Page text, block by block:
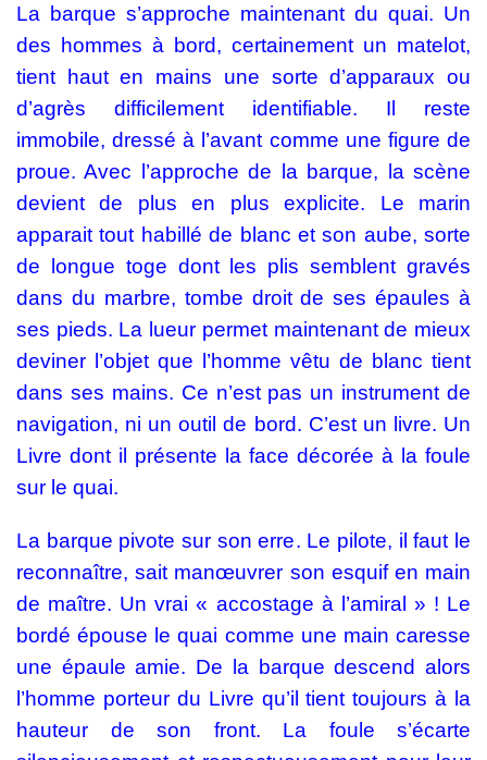
La barque s’approche maintenant du quai. Un
des hommes à bord, certainement un matelot,
tient haut en mains une sorte d’apparaux ou
d’agrès difficilement identifiable. Il reste
immobile, dressé à l’avant comme une figure de
proue. Avec l’approche de la barque, la scène
devient de plus en plus explicite. Le marin
apparait tout habillé de blanc et son aube, sorte
de longue toge dont les plis semblent gravés
dans du marbre, tombe droit de ses épaules à
ses pieds. La lueur permet maintenant de mieux
deviner l’objet que l’homme vêtu de blanc tient
dans ses mains. Ce n’est pas un instrument de
navigation, ni un outil de bord. C’est un livre. Un
Livre dont il présente la face décorée à la foule
sur le quai.
La barque pivote sur son erre. Le pilote, il faut le
reconnaître, sait manœuvrer son esquif en main
de maître. Un vrai « accostage à l’amiral » ! Le
bordé épouse le quai comme une main caresse
une épaule amie. De la barque descend alors
l’homme porteur du Livre qu’il tient toujours à la
hauteur de son front. La foule s’écarte